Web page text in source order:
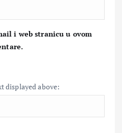
i web stranicu u ovom
displayed above: